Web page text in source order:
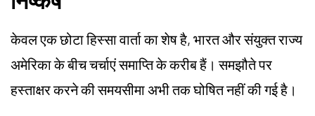
केवल एक छोटा हिस्सा वार्ता का शेष है, भारत और संयुक्त राज्य
अमेरिका के बीच चर्चाएं समाप्ति के करीब हैं। समझौते पर
हस्ताक्षर करने की समयसीमा अभी तक घोषित नहीं की गई है।